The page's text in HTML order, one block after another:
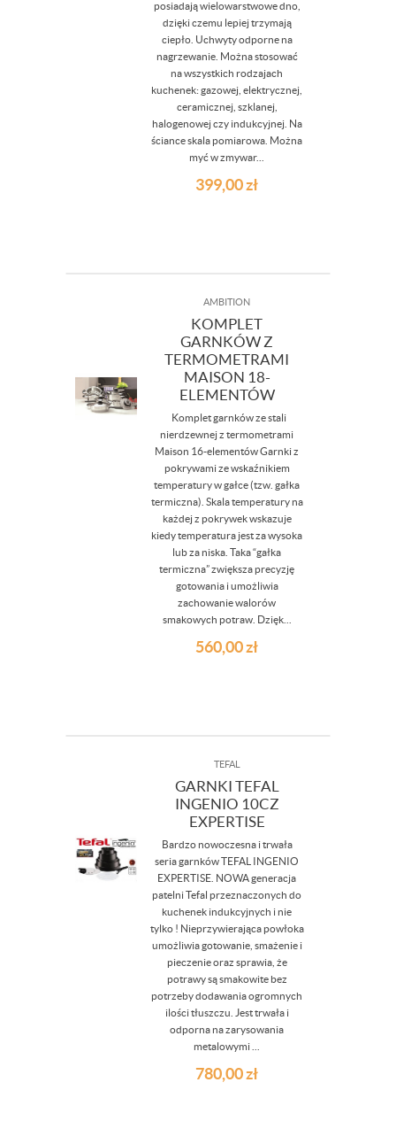
posiadają wielowarstwowe dno,
dzięki czemu lepiej trzymają
ciepło. Uchwyty odporne na
nagrzewanie. Można stosować
na wszystkich rodzajach
kuchenek: gazowej, elektrycznej,
ceramicznej, szklanej,
halogenowej czy indukcyjnej. Na
ściance skala pomiarowa. Można
myć w zmywar...
399,00zł
AMBITION
KOMPLET
GARNKÓW Z
TERMOMETRAMI
MAISON 18-
ELEMENTÓW
Komplet garnków ze stali
nierdzewnej z termometrami
Maison 16-elementów Garnki z
pokrywami ze wskaźnikiem
temperatury w gałce (tzw. gałka
termiczna). Skala temperatury na
każdej z pokrywek wskazuje
kiedy temperatura jest za wysoka
lub za niska. Taka “gałka
termiczna” zwiększa precyzję
gotowania i umożliwia
zachowanie walorów
smakowych potraw. Dzięk...
560,00zł
TEFAL
GARNKI TEFAL
INGENIO 10CZ
EXPERTISE
Bardzo nowoczesna i trwała
seria garnków TEFAL INGENIO
EXPERTISE. NOWA generacja
patelni Tefal przeznaczonych do
kuchenek indukcyjnych i nie
tylko ! Nieprzywierająca powłoka
umożliwia gotowanie, smażenie i
pieczenie oraz sprawia, że
potrawy są smakowite bez
potrzeby dodawania ogromnych
ilości tłuszczu. Jest trwała i
odporna na zarysowania
metalowymi ...
780,00zł